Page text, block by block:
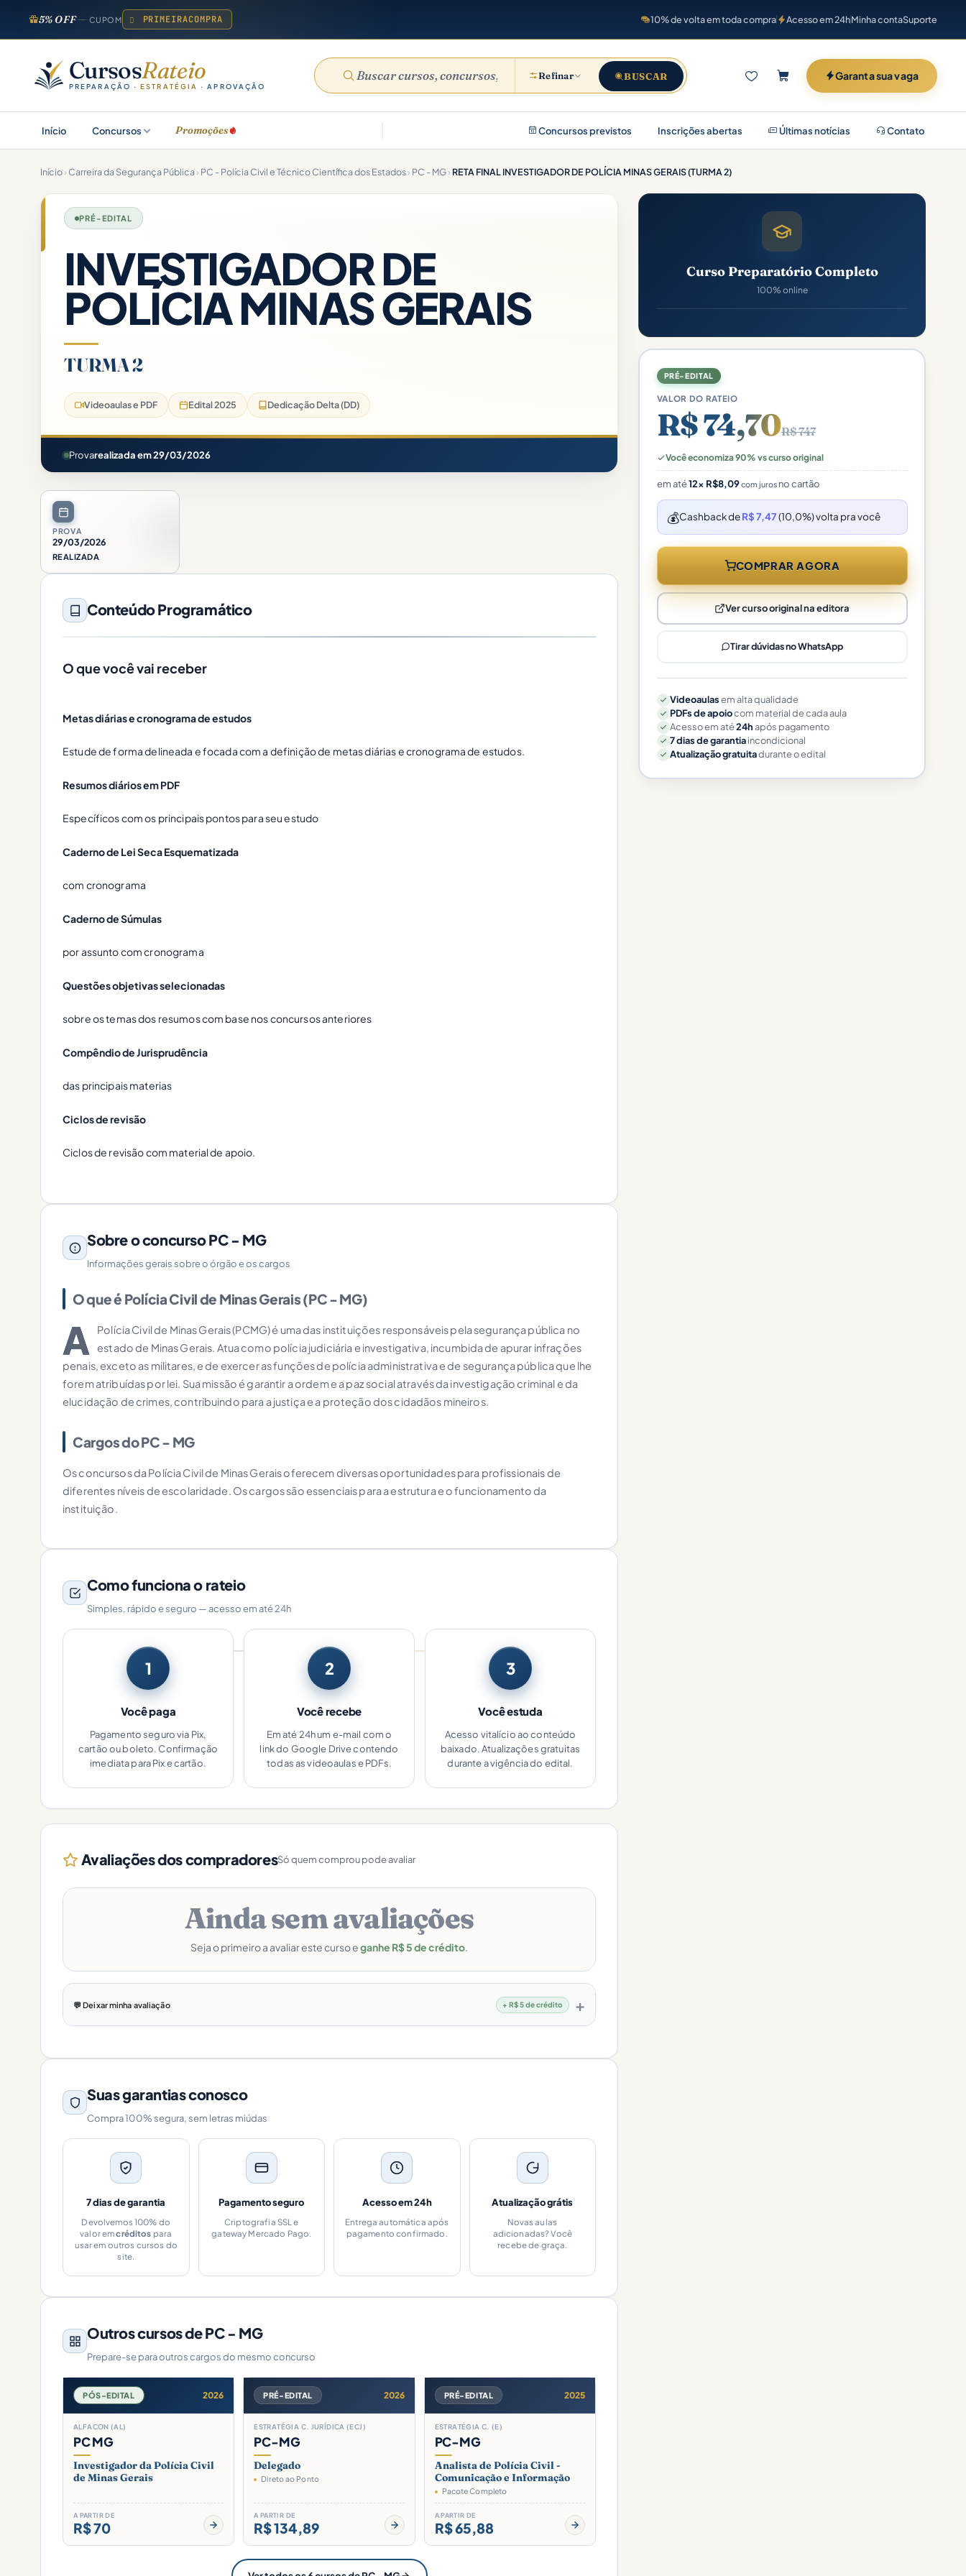
5% OFF CUPOM PRIMEIRACOMPRA 10% de volta em toda compra Acesso em 24hMinha contaSuporte
CursosRateio
PREPARAÇÃO ·ESTRATÉGIA · APROVAÇÃO
Refinar BUSCAR Garanta sua vaga
Início Concursos Promoções Concursos previstos Inscrições abertas Últimas notícias Contato
Início› Carreira da Segurança Pública› PC - Polícia Civil e Técnico Científica dos Estados› PC - MG› RETA FINAL INVESTIGADOR DE POLÍCIA MINAS GERAIS (TURMA 2)
PRÉ-EDITAL
INVESTIGADOR DE
POLÍCIA MINAS GERAIS
TURMA 2
Videoaulas e PDF Edital 2025 Dedicação Delta (DD)
Provarealizada em 29/03/2026
Curso Preparatório Completo
100% online
PROVA
29/03/2026
REALIZADA
Conteúdo Programático
O que você vai receber
Metas diárias e cronograma de estudos
Estude de forma delineada e focada com a definição de metas diárias e cronograma de estudos.
Resumos diários em PDF
Específicos com os principais pontos para seu estudo
Caderno de Lei Seca Esquematizada
com cronograma
Caderno de Súmulas
por assunto com cronograma
Questões objetivas selecionadas
sobre os temas dos resumos com base nos concursos anteriores
Compêndio de Jurisprudência
das principais materias
Ciclos de revisão
Ciclos de revisão com material de apoio.
Sobre o concurso PC - MG
Informações gerais sobre o órgão e os cargos
O que é Polícia Civil de Minas Gerais (PC - MG)
A
Polícia Civil de Minas Gerais (PCMG) é uma das instituições responsáveis pela segurança pública no
estado de Minas Gerais. Atua como polícia judiciária e investigativa, incumbida de apurar infrações
penais, exceto as militares, e de exercer as funções de polícia administrativa e de segurança pública que lhe
forem atribuídas por lei. Sua missão é garantir a ordem e a paz social através da investigação criminal e da
elucidação de crimes, contribuindo para a justiça e a proteção dos cidadãos mineiros.
Cargos do PC - MG
Os concursos da Polícia Civil de Minas Gerais oferecem diversas oportunidades para profissionais de
diferentes níveis de escolaridade. Os cargos são essenciais para a estrutura e o funcionamento da
instituição.
Como funciona o rateio
Simples, rápido e seguro — acesso em até 24h
1
Você paga
Pagamento seguro via Pix,
cartão ou boleto. Confirmação
imediata para Pix e cartão.
2
Você recebe
Em até 24h um e-mail com o
link do Google Drive contendo
todas as videoaulas e PDFs.
3
Você estuda
Acesso vitalício ao conteúdo
baixado. Atualizações gratuitas
durante a vigência do edital.
Avaliações dos compradoresSó quem comprou pode avaliar
Ainda sem avaliações
Seja o primeiro a avaliar este curso eganhe R$ 5 de crédito.
💬 Deixar minha avaliação + R$ 5 de crédito
Suas garantias conosco
Compra 100% segura, sem letras miúdas
7 dias de garantia
Devolvemos 100% do
valor emcréditos para
usar em outros cursos do
site.
Pagamento seguro
Criptografia SSL e
gateway Mercado Pago.
Acesso em 24h
Entrega automática após
pagamento confirmado.
Atualização grátis
Novas aulas
adicionadas? Você
recebe de graça.
Outros cursos de PC - MG
Prepare-se para outros cargos do mesmo concurso
PÓS-EDITAL 2026
ALFACON (AL)
PC MG
Investigador da Polícia Civil
de Minas Gerais
A PARTIR DE
R$ 70
PRÉ-EDITAL 2026
ESTRATÉGIA C. JURÍDICA (ECJ)
PC-MG
Delegado
Direto ao Ponto
A PARTIR DE
R$ 134,89
PRÉ-EDITAL 2025
ESTRATÉGIA C. (E)
PC-MG
Analista de Polícia Civil -
Comunicação e Informação
Pacote Completo
A PARTIR DE
R$ 65,88
PRÉ-EDITAL
VALOR DO RATEIO
R$ 74,70R$ 747
Você economiza 90% vs curso original
em até12× R$8,09com jurosno cartão
💰Cashback deR$ 7,47(10,0%) volta pra você
COMPRAR AGORA
Ver curso original na editora
Tirar dúvidas no WhatsApp
Videoaulasem alta qualidade
PDFs de apoiocom material de cada aula
Acesso em até24hapós pagamento
7 dias de garantiaincondicional
Atualização gratuitadurante o edital